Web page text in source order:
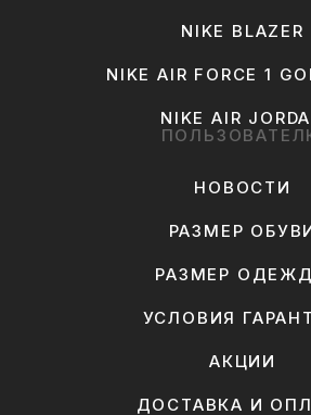
NIKE BLAZER
NIKE AIR FORCE 1
NIKE AIR
НОВОСТИ
РАЗМЕР
РАЗМЕР
УСЛОВИЯ
АКЦИИ
ДОСТАВКА И